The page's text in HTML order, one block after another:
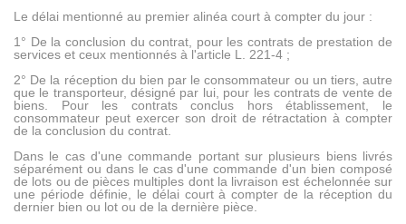
Le délai mentionné au premier alinéa court à compter du jour :
1° De la conclusion du contrat, pour les contrats de prestation de
services et ceux mentionnés à l'article L. 221-4 ;
2° De la réception du bien par le consommateur ou un tiers, autre
que le transporteur, désigné par lui, pour les contrats de vente de
biens. Pour les contrats conclus hors établissement, le
consommateur peut exercer son droit de rétractation à compter
de la conclusion du contrat.
Dans le cas d'une commande portant sur plusieurs biens livrés
séparément ou dans le cas d'une commande d'un bien composé
de lots ou de pièces multiples dont la livraison est échelonnée sur
une période définie, le délai court à compter de la réception du
dernier bien ou lot ou de la dernière pièce.